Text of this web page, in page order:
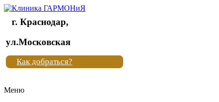
Клиника
"Новая
жизнь"
Клиника
г. Краснодар,
ул.Московская
Как добраться?
Меню